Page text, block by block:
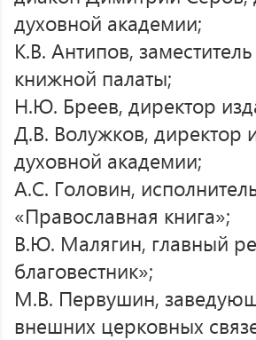
духовной академии;
К.В. Антипов,
книжной палаты;
Н.Ю. Бреев, директор
Д.В. Волужков, директор
духовной академии;
А.С. Головин,
«Православная книга»;
В.Ю. Малягин, главный
благовестник»;
М.В. Первушин,
внешних церковных